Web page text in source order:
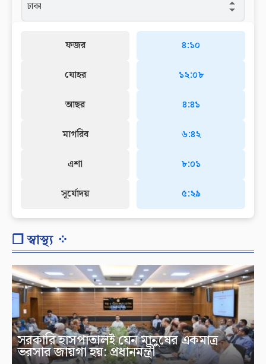
ফজর
যোহর
আছর
মাগরিব
এশা
সূর্যোদয়
৪:১০
১২:০৮
৪:৪১
৬:৪২
৮:০১
৫:২৯
❐ স্বাস্থ্য ⁘
সরকারি হাসপাতালই যেন মানুষের একমাত্র
ভরসার জায়গা হয়: প্রধানমন্ত্রী